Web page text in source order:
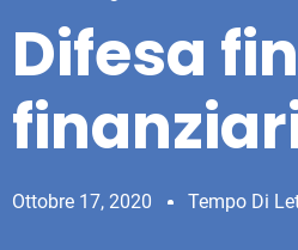
Difesa
Ottobre 17, 2020 Tempo Di